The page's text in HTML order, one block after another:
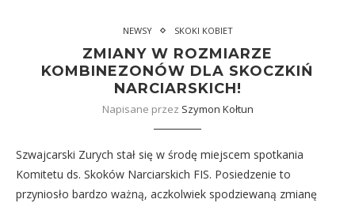
NEWSY SKOKI KOBIET
ZMIANY W ROZMIARZE
KOMBINEZONÓW DLA SKOCZKIŃ
NARCIARSKICH!
Napisane przez Szymon Kołtun
Szwajcarski Zurych stał się w środę miejscem spotkania
Komitetu ds. Skoków Narciarskich FIS. Posiedzenie to
przyniosło bardzo ważną, aczkolwiek spodziewaną zmianę